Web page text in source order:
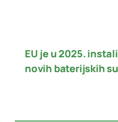
EU je u 2025.
novih baterijskih